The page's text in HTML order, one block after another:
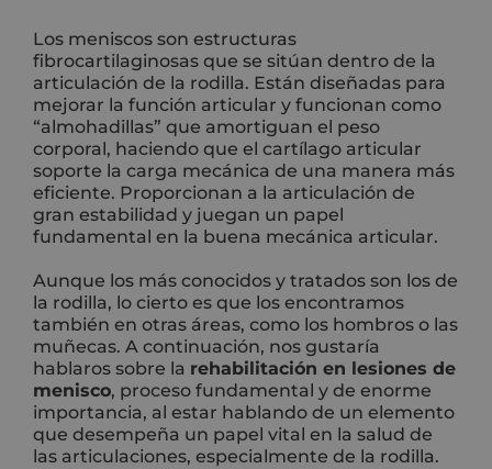
Los meniscos son estructuras
fibrocartilaginosas que se sitúan dentro de la
articulación de la rodilla. Están diseñadas para
mejorar la función articular y funcionan como
“almohadillas” que amortiguan el peso
corporal, haciendo que el cartílago articular
soporte la carga mecánica de una manera más
eficiente. Proporcionan a la articulación de
gran estabilidad y juegan un papel
fundamental en la buena mecánica articular.
Aunque los más conocidos y tratados son los de
la rodilla, lo cierto es que los encontramos
también en otras áreas, como los hombros o las
muñecas. A continuación, nos gustaría
hablaros sobre la rehabilitación en lesiones de
menisco, proceso fundamental y de enorme
importancia, al estar hablando de un elemento
que desempeña un papel vital en la salud de
las articulaciones, especialmente de la rodilla.